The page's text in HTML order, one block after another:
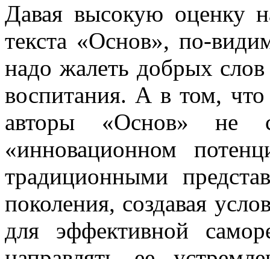
Давая высокую оценку
текста «Основ», по-
надо жалеть добрых слов
воспитания. А в том,
авторы «Основ» не
«инновационном
традиционными
поколения, создавая
для эффективной